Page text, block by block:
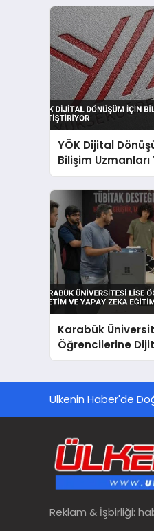
YÖK Dijital
Bilişim
Karabük
Öğrencilerine
Yapay Zeka
Ülkenin Haber'de
Reklam & İşbirliği: